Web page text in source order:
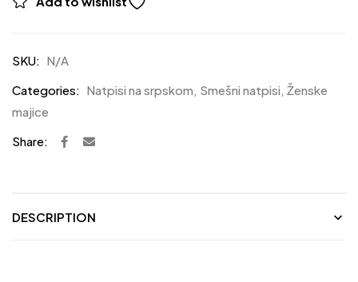
SKU: N/A
Categories: Natpisi na srpskom, Smešni natpisi, Ženske
majice
Share:
DESCRIPTION